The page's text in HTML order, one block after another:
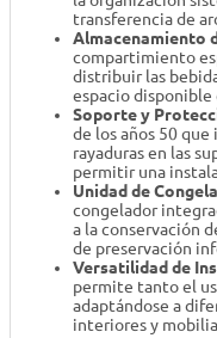
transferencia de
Almacenamiento
compartimiento
distribuir las
espacio disponible
Soporte y
de los años 50
rayaduras en las
permitir una
Unidad de
congelador
a la conservación
de preservación
Versatilidad de
permite tanto el
adaptándose a
interiores y